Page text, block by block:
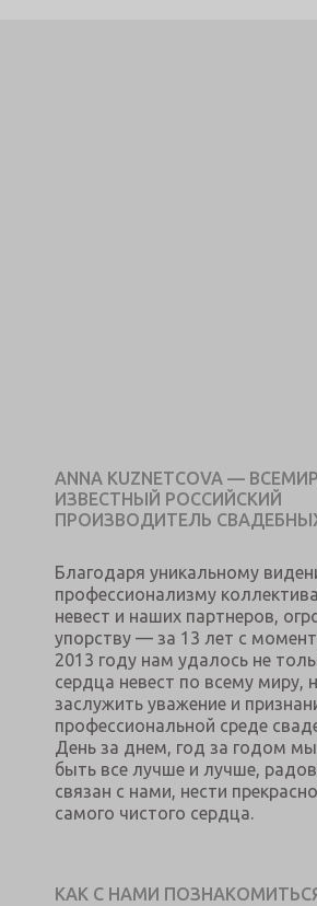
ANNA KUZNETCOVA —
ИЗВЕСТНЫЙ РОССИЙСКИЙ
ПРОИЗВОДИТЕЛЬ
Благодаря уникальному
профессионализму
невест и наших партнеров,
упорству — за 13 лет с
2013 году нам удалось не
сердца невест по всему миру,
заслужить уважение и
профессиональной среде
День за днем, год за годом
быть все лучше и лучше,
связан с нами, нести
самого чистого сердца.
КАК С НАМИ